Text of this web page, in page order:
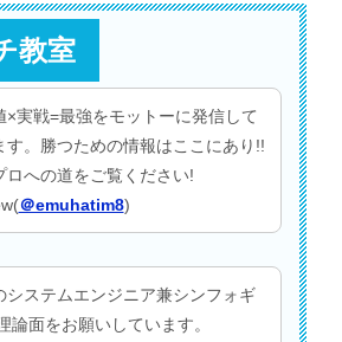
教室
×実戦=最強をモットーに発信して
す。勝つための情報はここにあり!!
ロへの道をご覧ください!
＠emuhatim8)
システムエンジニア兼シンフォギ
論面をお願いしています。